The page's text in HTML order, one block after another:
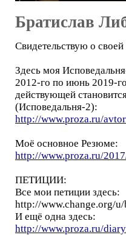
Братислав
Свидетельствую о
Здесь моя
2012-го по июнь 2019-
действующей
(Исповедальня-2):
http://www.proza.ru/
Моё основное Резюме:
http://www.proza.ru/
ПЕТИЦИИ:
Все мои петиции здесь:
http://www.change.org/
И ещё одна здесь:
http://www.proza.ru/